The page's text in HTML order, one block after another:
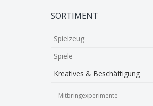
SORTIMENT
Spielzeug
Spiele
Kreatives & Beschäftigung
Mitbringexperimente